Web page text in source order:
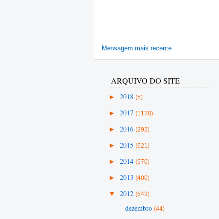
Mensagem mais recente
ARQUIVO DO SITE
► 2018 (5)
► 2017 (1128)
► 2016 (292)
► 2015 (621)
► 2014 (570)
► 2013 (400)
▼ 2012 (643)
dezembro (44)